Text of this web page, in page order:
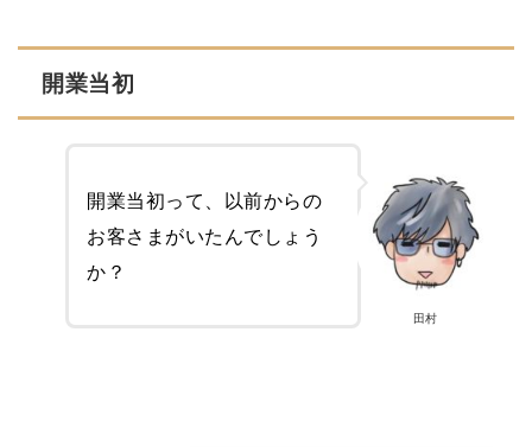
開業当初
開業当初って、以前からの
お客さまがいたんでしょう
か？
田村